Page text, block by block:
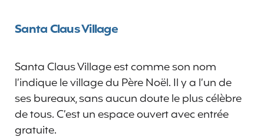
Santa Claus Village
Santa Claus Village est comme son nom
l’indique le village du Père Noël. Il y a l’un de
ses bureaux, sans aucun doute le plus célèbre
de tous. C’est un espace ouvert avec entrée
gratuite.